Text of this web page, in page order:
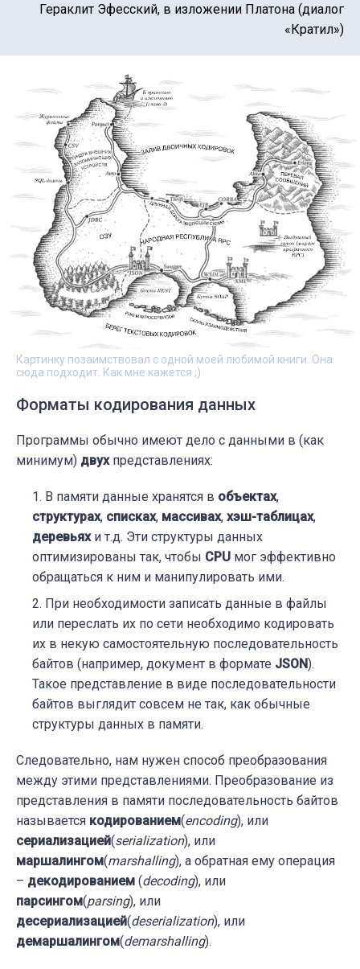
Гераклит Эфесский, в изложении Платона (диалог
«Кратил»)
Картинку позаимствовал с одной моей любимой книги. Она
сюда подходит. Как мне кажется ;)
Форматы кодирования данных
Программы обычно имеют дело с данными в (как
минимум) двухпредставлениях:
В памяти данные хранятся в объектах,
структурах, списках, массивах, хэш-таблицах,
деревьяхи т.д. Эти структуры данных
оптимизированы так, чтобы CPU мог эффективно
обращаться к ним и манипулировать ими.
При необходимости записать данные в файлы
или переслать их по сети необходимо кодировать
их в некую самостоятельную последовательность
байтов (например, документ в формате JSON).
Такое представление в виде последовательности
байтов выглядит совсем не так, как обычные
структуры данных в памяти.
Следовательно, нам нужен способ преобразования
между этими представлениями. Преобразование из
представления в памяти последовательность байтов
называется кодированием(encoding), или
сериализацией(serialization), или
маршалингом(marshalling), а обратная ему операция
– декодированием (decoding), или
парсингом(parsing), или
десериализацией(deserialization), или
демаршалингом(demarshalling).